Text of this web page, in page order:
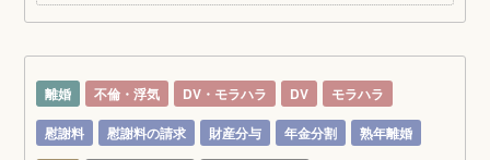
離婚 不倫・浮気 DV・モラハラ DV
モラハラ
慰謝料
慰謝料の請求 財産分与 年金分割
熟年離婚